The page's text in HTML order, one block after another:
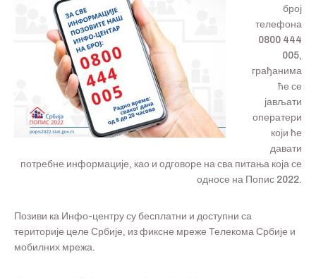
број
телефона
0800 444
005,
грађанима
ће се
јављати
оператери
који ће
давати
потребне информације, као и одговоре на сва питања која се
односе на Попис 2022.
Позиви ка Инфо-центру су бесплатни и доступни са
територије целе Србије, из фиксне мреже Телекома Србије и
мобилних мрежа.